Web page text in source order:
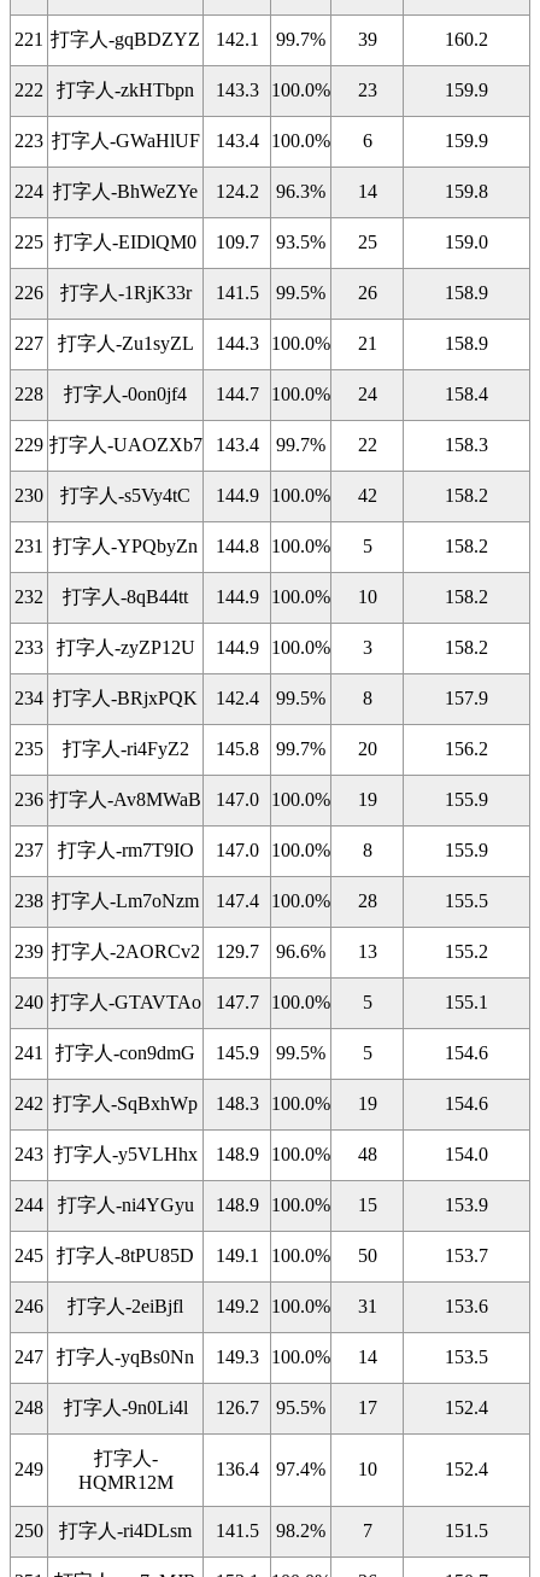
221 打字人-gqBDZYZ 142.1 99.7% 39 160.2
222 打字人-zkHTbpn 143.3 100.0% 23 159.9
223 打字人-GWaHlUF 143.4 100.0% 6 159.9
224 打字人-BhWeZYe 124.2 96.3% 14 159.8
225 打字人-EIDlQM0 109.7 93.5% 25 159.0
226 打字人-1RjK33r 141.5 99.5% 26 158.9
227 打字人-Zu1syZL 144.3 100.0% 21 158.9
228 打字人-0on0jf4 144.7 100.0% 24 158.4
229 打字人-UAOZXb7 143.4 99.7% 22 158.3
230 打字人-s5Vy4tC 144.9 100.0% 42 158.2
231 打字人-YPQbyZn 144.8 100.0% 5 158.2
232 打字人-8qB44tt 144.9 100.0% 10 158.2
233 打字人-zyZP12U 144.9 100.0% 3 158.2
234 打字人-BRjxPQK 142.4 99.5% 8 157.9
235 打字人-ri4FyZ2 145.8 99.7% 20 156.2
236 打字人-Av8MWaB 147.0 100.0% 19 155.9
237 打字人-rm7T9IO 147.0 100.0% 8 155.9
238 打字人-Lm7oNzm 147.4 100.0% 28 155.5
239 打字人-2AORCv2 129.7 96.6% 13 155.2
240 打字人-GTAVTAo 147.7 100.0% 5 155.1
241 打字人-con9dmG 145.9 99.5% 5 154.6
242 打字人-SqBxhWp 148.3 100.0% 19 154.6
243 打字人-y5VLHhx 148.9 100.0% 48 154.0
244 打字人-ni4YGyu 148.9 100.0% 15 153.9
245 打字人-8tPU85D 149.1 100.0% 50 153.7
246 打字人-2eiBjfl 149.2 100.0% 31 153.6
247 打字人-yqBs0Nn 149.3 100.0% 14 153.5
248 打字人-9n0Li4l 126.7 95.5% 17 152.4
249
打字人-
HQMR12M
136.4 97.4% 10 152.4
250 打字人-ri4DLsm 141.5 98.2% 7 151.5